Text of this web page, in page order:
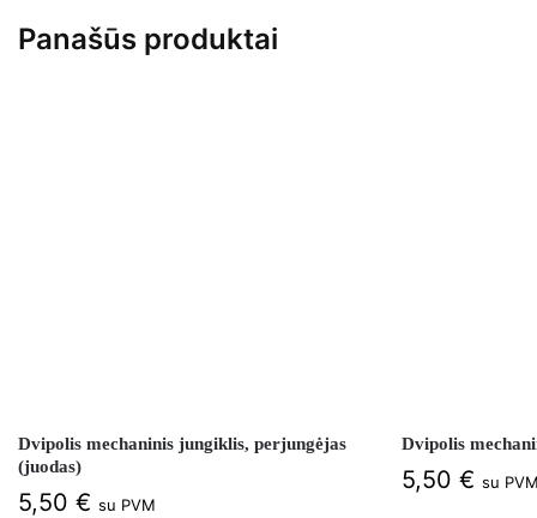
Panašūs produktai
Dvipolis mechaninis jungiklis, perjungėjas
(juodas)
5,50 € su PVM
Dvipolis
5,50 € su